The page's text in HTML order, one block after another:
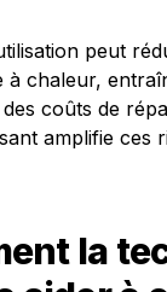
peut
à chaleur,
coûts de
amplifie ces
la